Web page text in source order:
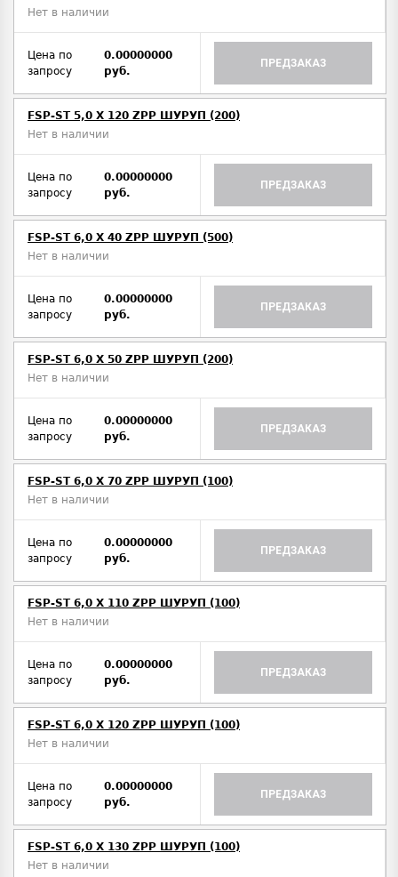
Нет в наличии
Цена по
запросу
0.00000000
руб.
ПРЕДЗАКАЗ
FSP-ST 5,0 X 120 ZPP ШУРУП (200)
Нет в наличии
Цена по
запросу
0.00000000
руб.
ПРЕДЗАКАЗ
FSP-ST 6,0 X 40 ZPP ШУРУП (500)
Нет в наличии
Цена по
запросу
0.00000000
руб.
ПРЕДЗАКАЗ
FSP-ST 6,0 X 50 ZPP ШУРУП (200)
Нет в наличии
Цена по
запросу
0.00000000
руб.
ПРЕДЗАКАЗ
FSP-ST 6,0 X 70 ZPP ШУРУП (100)
Нет в наличии
Цена по
запросу
0.00000000
руб.
ПРЕДЗАКАЗ
FSP-ST 6,0 X 110 ZPP ШУРУП (100)
Нет в наличии
Цена по
запросу
0.00000000
руб.
ПРЕДЗАКАЗ
FSP-ST 6,0 X 120 ZPP ШУРУП (100)
Нет в наличии
Цена по
запросу
0.00000000
руб.
ПРЕДЗАКАЗ
FSP-ST 6,0 X 130 ZPP ШУРУП (100)
Нет в наличии